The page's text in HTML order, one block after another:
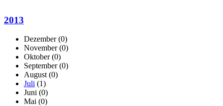
2013
Dezember(0)
November(0)
Oktober(0)
September(0)
August (0)
Juli (1)
Juni (0)
Mai (0)